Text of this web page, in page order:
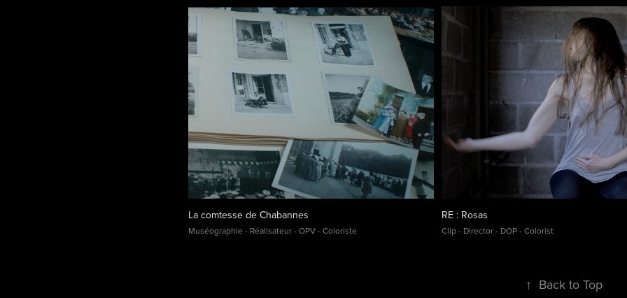
La comtesse de Chabannes
Muséographie - Réalisateur - OPV - Coloriste
RE : Rosas
Clip - Director - DOP - Colorist
↑ Back to Top